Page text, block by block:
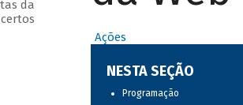
da
Ações
NESTA SEÇÃO
Programação